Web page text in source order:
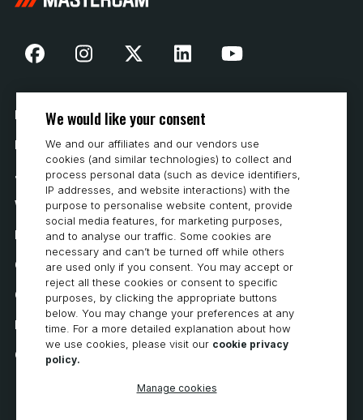
Nasza historia
Kontakt
Jak kupować
Wymagania systemowe
Prywatność
Oświadczenie o ochronie prywatności
Oświadczenie o dostępności
Polityka dotycząca plików cookie
Cookie Preferences
We would like your consent
We and our affiliates and our vendors use
cookies (and similar technologies) to collect and
process personal data (such as device identifiers,
IP addresses, and website interactions) with the
purpose to personalise website content, provide
social media features, for marketing purposes,
and to analyse our traffic. Some cookies are
necessary and can’t be turned off while others
are used only if you consent. You may accept or
reject all these cookies or consent to specific
purposes, by clicking the appropriate buttons
below. You may change your preferences at any
time. For a more detailed explanation about how
we use cookies, please visit our cookie privacy
policy.
Manage cookies